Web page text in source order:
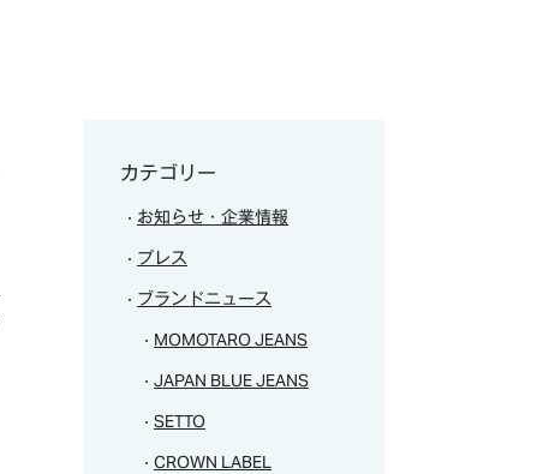
カテゴリー
お知らせ・企業情報
プレス
ブランドニュース
MOMOTARO JEANS
JAPAN BLUE JEANS
SETTO
CROWN LABEL